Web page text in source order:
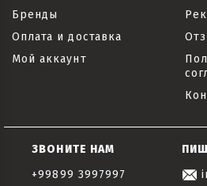
Бренды
Оплата и доставка
Мой аккаунт
ЗВОНИТЕ НАМ
+99899 3997997